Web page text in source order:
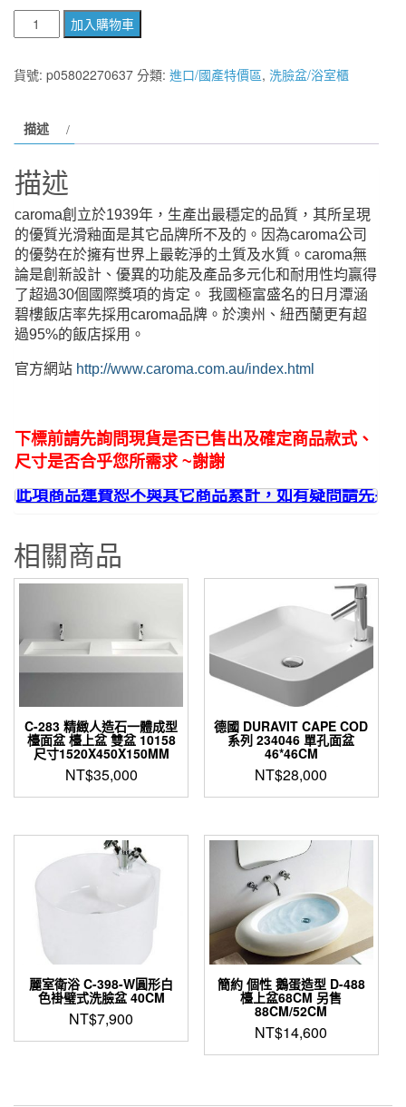
NT$18,000。
洲
原
CUBE
列
形
下
崁
盆
683455
數
量
加入購物車
貨號: p05802270637 分類: 進口/國產特價區, 洗臉盆/浴室櫃
描述
描述
caroma創立於1939年，生產出最穩定的品質，其所呈現
的優質光滑釉面是其它品牌所不及的。因為caroma公司
的優勢在於擁有世界上最乾淨的土質及水質。caroma無
論是創新設計、優異的功能及產品多元化和耐用性均贏得
了超過30個國際獎項的肯定。 我國極富盛名的日月潭涵
碧樓飯店率先採用caroma品牌。於澳州、紐西蘭更有超
過95%的飯店採用。
官方網站 http://www.caroma.com.au/index.html
下標前請先詢問現貨是否已售出及確定商品款式、
尺寸是否合乎您所需求 ~謝謝
此項商品運費恕不與其它商品累計，如有疑問請先另
相關商品
C-283 精緻人造石一體成型
檯面盆 檯上盆 雙盆 10158
尺寸1520X450X150MM
NT$35,000
德國 DURAVIT CAPE COD
系列 234046 單孔面盆
46*46CM
NT$28,000
麗室衛浴 C-398-W圓形白
色褂璧式洗臉盆 40CM
NT$7,900
簡約 個性 鵝蛋造型 D-488
檯上盆68CM 另售
88CM/52CM
NT$14,600